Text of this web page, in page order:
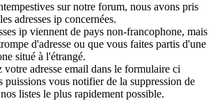
sur notre forum, nous avons pris
adresses ip concernées.
ip viennent de pays non-francophone, mais
d'adresse ou que vous faites partis d'une
situé à l'étrangé.
votre adresse email dans le formulaire ci
puissions vous notifier de la suppression de
listes le plus rapidement possible.